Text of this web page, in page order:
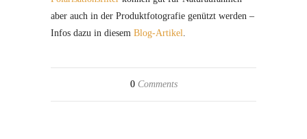
aber auch in der Produktfotografie genützt werden –
Infos dazu in diesem Blog-Artikel.
0Comments